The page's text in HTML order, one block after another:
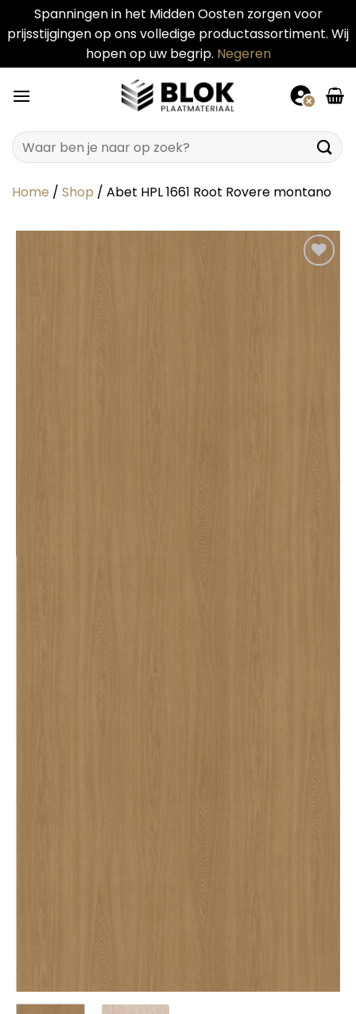
Spanningen in het Midden Oosten zorgen voor
prijsstijgingen op ons volledige productassortiment. Wij
hopen op uw begrip. Negeren
naar
Zoeken
naar:
Home / Shop / Abet HPL 1661 Root Rovere montano